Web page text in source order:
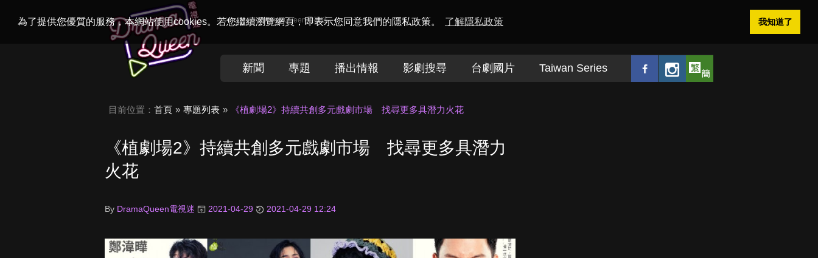
為了提供您優質的服務，本網站使用cookies。若您繼續瀏覽網頁，即表示您同意我們的隱私政策。 了解隱私政策 我知道了
Welcome toDramaQueen電視迷
新聞 專題 播出情報 影劇搜尋 台劇國片 Taiwan Series
目前位置： 首頁 專題列表 《植劇場2》持續共創多元戲劇市場 找尋更多具潛力火花
《植劇場2》持續共創多元戲劇市場 找尋更多具潛力
火花
By DramaQueen電視迷 2021-04-29 2021-04-29 12:24